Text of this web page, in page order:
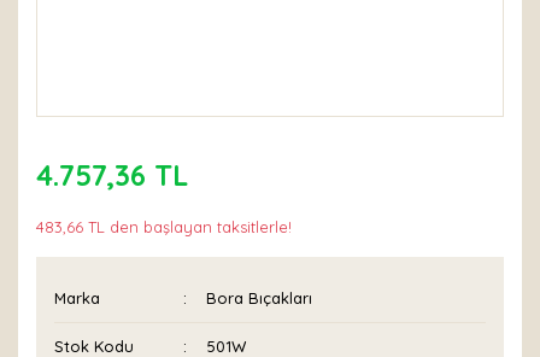
4.757,36 TL
483,66 TL den başlayan taksitlerle!
Marka Bora Bıçakları
Stok Kodu 501W